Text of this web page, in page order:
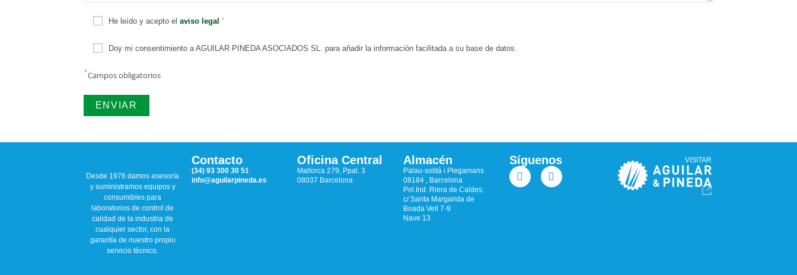
He leído y acepto el aviso legal *
Doy mi consentimiento a AGUILAR PINEDA ASOCIADOS SL. para añadir la información facilitada a su base de datos.
*Campos obligatorios
Desde 1976 damos asesoría
y suministramos equipos y
consumibles para
laboratorios de control de
calidad de la industria de
cualquier sector, con la
garantía de nuestro propio
servicio técnico.
Contacto
(34) 93 300 30 51
info@aguilarpineda.es
Oficina Central
Mallorca 279, Ppal. 3
08037 Barcelona
Almacén
Palau-solità i Plegamans
08184 , Barcelona
Pol.Ind. Riera de Caldes,
c/ Santa Margarida de
Boada Vell 7-9
Nave 13
Síguenos VISITAR